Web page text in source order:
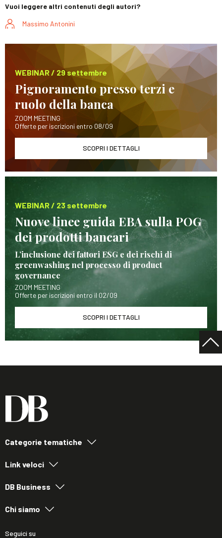
Vuoi leggere altri contenuti degli autori?
Massimo Antonini
WEBINAR / 29 settembre
Pignoramento presso terzi e
ruolo della banca
ZOOM MEETING
Offerte per iscrizioni entro 08/09
SCOPRI I DETTAGLI
WEBINAR / 23 settembre
Nuove linee guida EBA sulla POG
dei prodotti bancari
L’inclusione dei fattori ESG e dei rischi di
greenwashing nel processo di product
governance
ZOOM MEETING
Offerte per iscrizioni entro il 02/09
SCOPRI I DETTAGLI
Categorie tematiche
Link veloci
DB Business
Chi siamo
Seguici su